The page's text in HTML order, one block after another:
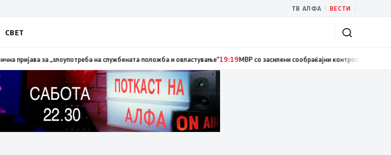
ТВ АЛФА ВЕСТИ
СВЕТ
со брусилица19:21МВР: Лишен од слобода полициски службеник, поднесена кривична пријава за „злоупотреба на